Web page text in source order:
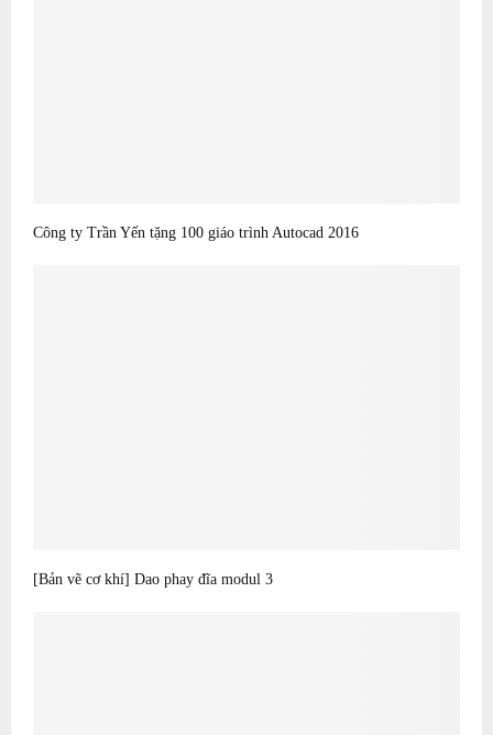
Công ty Trần Yến tặng 100 giáo trình Autocad 2016
[Bản vẽ cơ khí] Dao phay đĩa modul 3